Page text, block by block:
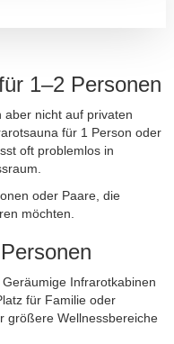
1–2 Personen
aber nicht auf privaten
für 1 Person oder
oft problemlos in
oder Paare, die
möchten.
Infrarotkabinen
für Familie oder
größere Wellnessbereiche